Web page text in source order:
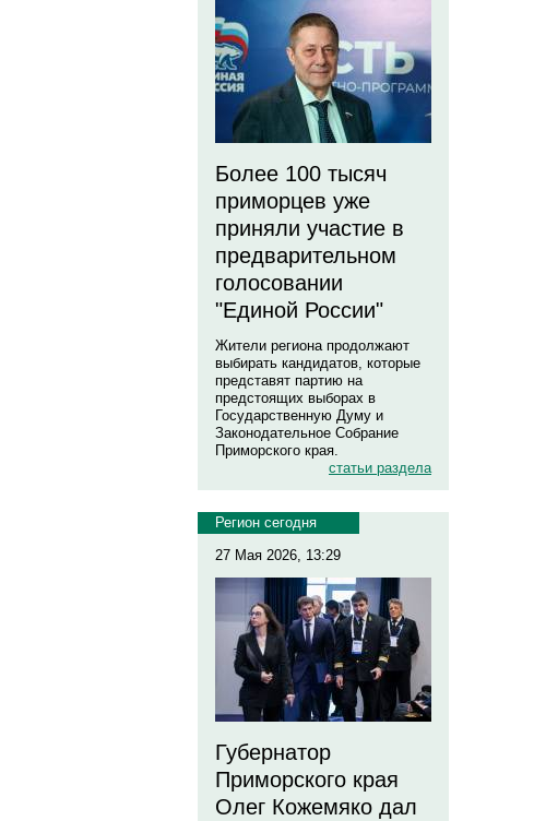
Более 100 тысяч
приморцев уже
приняли участие в
предварительном
голосовании
"Единой России"
Жители региона продолжают
выбирать кандидатов, которые
представят партию на
предстоящих выборах в
Государственную Думу и
Законодательное Собрание
Приморского края.
статьи раздела
Регион сегодня
27 Мая 2026, 13:29
Губернатор
Приморского края
Олег Кожемяко дал